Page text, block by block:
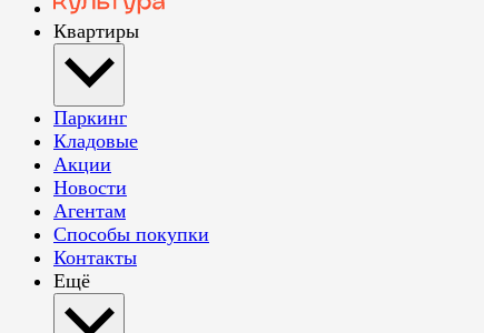
Квартиры
Паркинг
Кладовые
Акции
Новости
Агентам
Способы покупки
Контакты
Ещё